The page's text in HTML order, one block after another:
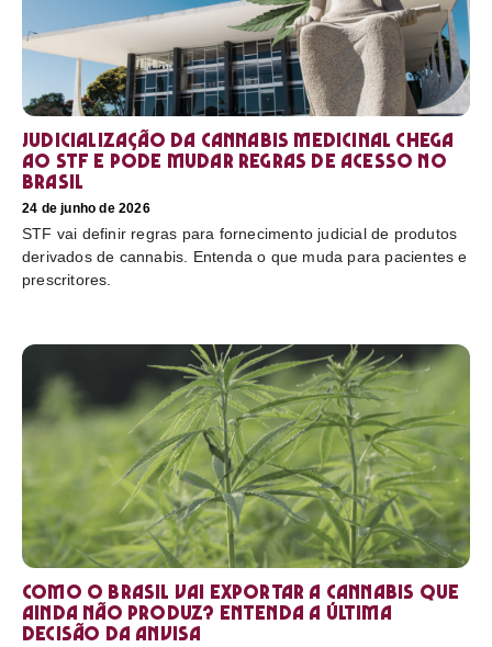
Judicialização da cannabis medicinal chega
ao STF e pode mudar regras de acesso no
Brasil
24 de junho de 2026
STF vai definir regras para fornecimento judicial de produtos
derivados de cannabis. Entenda o que muda para pacientes e
prescritores.
Como o Brasil vai exportar a cannabis que
ainda não produz? Entenda a última
decisão da Anvisa